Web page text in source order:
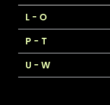
L - O
P - T
U - W